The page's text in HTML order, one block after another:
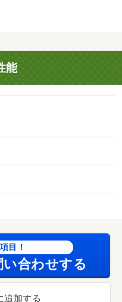
有/鍵交換費用 16500
能
目！
合わせする
追加する